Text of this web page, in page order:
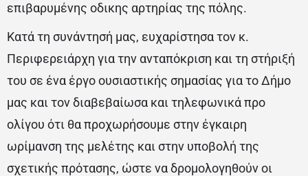
επιβαρυμένης οδικης αρτηρίας της πόλης.
Κατά τη συνάντησή μας, ευχαρίστησα τον κ.
Περιφερειάρχη για την ανταπόκριση και τη στήριξή
του σε ένα έργο ουσιαστικής σημασίας για το Δήμο
μας και τον διαβεβαίωσα και τηλεφωνικά προ
ολίγου ότι θα προχωρήσουμε στην έγκαιρη
ωρίμανση της μελέτης και στην υποβολή της
σχετικής πρότασης, ώστε να δρομολογηθούν οι